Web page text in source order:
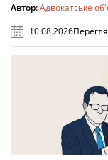
Автор:Адвокатське
10.08.2026